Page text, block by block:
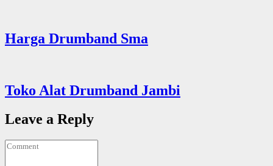
Harga Drumband Sma
Toko Alat Drumband Jambi
Leave a Reply